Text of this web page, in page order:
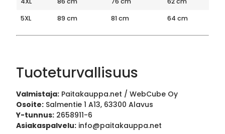
5XL
89 cm 81 cm 64 cm
Tuoteturvallisuus
Valmistaja: Paitakauppa.net / WebCube Oy
Osoite: Salmentie 1 A13, 63300 Alavus
Y-tunnus: 2658911-6
Asiakaspalvelu: info@paitakauppa.net